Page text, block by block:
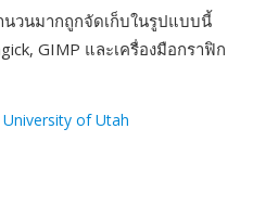
นวนมากถูกจัดเก็บในรูปแบบนี้
GIMP และเครื่องมือกราฟิก
of Utah